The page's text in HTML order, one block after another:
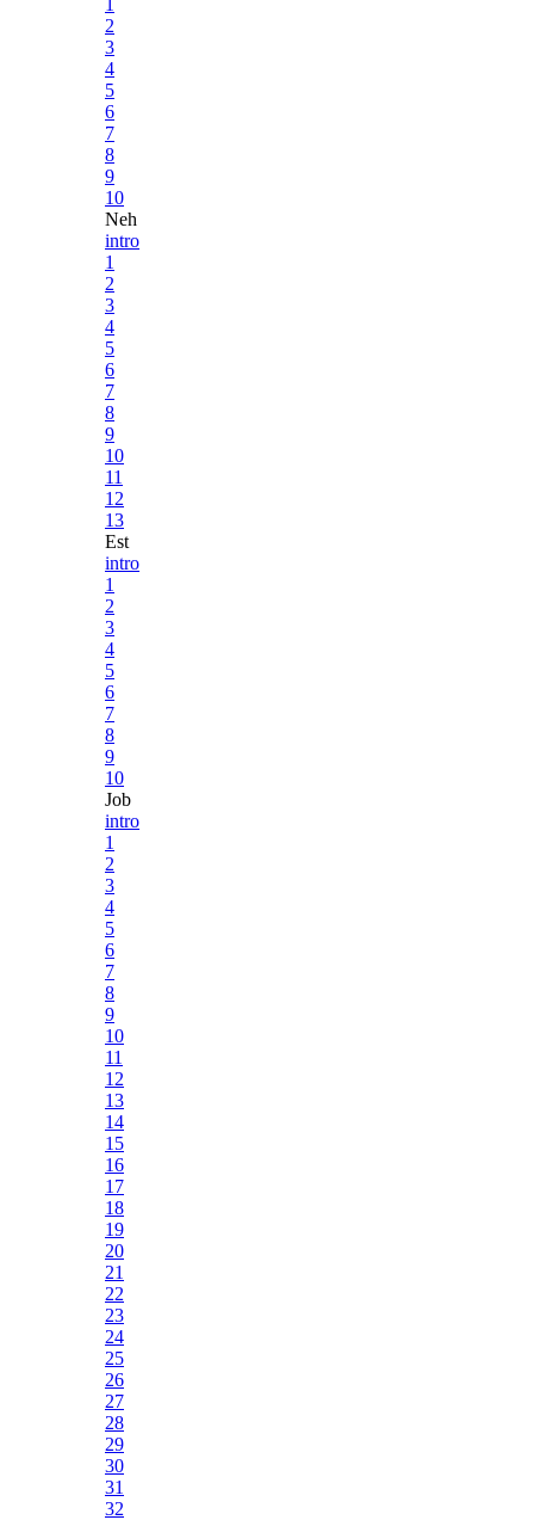
2
3
4
5
6
7
8
9
10
Neh
intro
1
2
3
4
5
6
7
8
9
10
11
12
13
Est
intro
1
2
3
4
5
6
7
8
9
10
Job
intro
1
2
3
4
5
6
7
8
9
10
11
12
13
14
15
16
17
18
19
20
21
22
23
24
25
26
27
28
29
30
31
32